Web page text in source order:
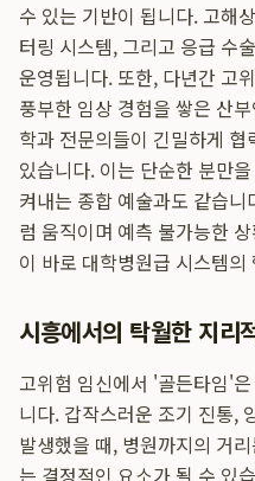
수 있는 기반이 됩니다. 고해
터링 시스템, 그리고 응급 수
운영됩니다. 또한, 다년간 고
풍부한 임상 경험을 쌓은 산
학과 전문의들이 긴밀하게
있습니다. 이는 단순한 분만
켜내는 종합 예술과도 같습
럼 움직이며 예측 불가능한
이 바로 대학병원급 시스템의
시흥에서의 탁월한 지리
고위험 임신에서 '골든타임'
니다. 갑작스러운 조기 진통,
발생했을 때, 병원까지의 거
는 결정적인 요소가 될 수 있